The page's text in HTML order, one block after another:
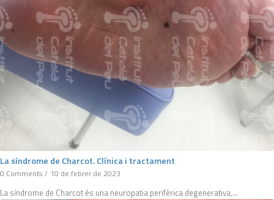
La síndrome de Charcot. Clínica i tractament
0 Comments / 10 de febrer de 2023
La síndrome de Charcot és una neuropatia perifèrica degenerativa,…